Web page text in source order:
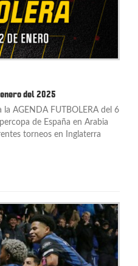
del 2025
AGENDA FUTBOLERA del 6
de España en Arabia
torneos en Inglaterra